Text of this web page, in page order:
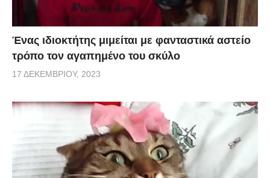
Ένας ιδιοκτήτης μιμείται με φανταστικά αστείο
τρόπο τον αγαπημένο του σκύλο
17 ΔΕΚΕΜΒΡΊΟΥ, 2023